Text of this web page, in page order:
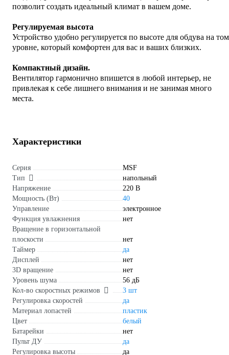
позволит создать идеальный климат в вашем доме.
Регулируемая высота
Устройство удобно регулируется по высоте для обдува на том
уровне, который комфортен для вас и ваших близких.
Компактный дизайн.
Вентилятор гармонично впишется в любой интерьер, не
привлекая к себе лишнего внимания и не занимая много
места.
Характеристики
Серия
MSF
Тип
напольный
Напряжение
220 В
Мощность (Вт)
40
Управление
электронное
Функция увлажнения
нет
Вращение в горизонтальной
плоскости
нет
Таймер
да
Дисплей
нет
3D вращение
нет
Уровень шума
56 дБ
Кол-во скоростных режимов
3 шт
Регулировка скоростей
да
Материал лопастей
пластик
Цвет
белый
Батарейки
нет
Пульт ДУ
да
Регулировка высоты
да